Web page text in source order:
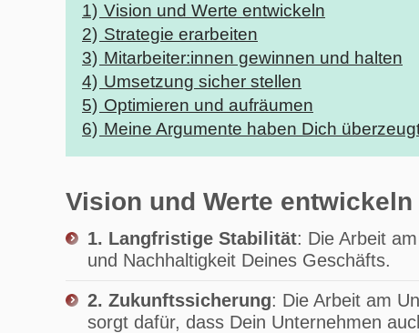
1) Vision und Werte entwickeln
2) Strategie erarbeiten
3) Mitarbeiter:innen gewinnen und halten
4) Umsetzung sicher stellen
5) Optimieren und aufräumen
6) Meine Argumente haben Dich
Vision und Werte entwickeln
1. Langfristige Stabilität: Die Arbeit
und Nachhaltigkeit Deines Geschäfts.
2. Zukunftssicherung: Die Arbeit am
sorgt dafür, dass Dein Unternehmen